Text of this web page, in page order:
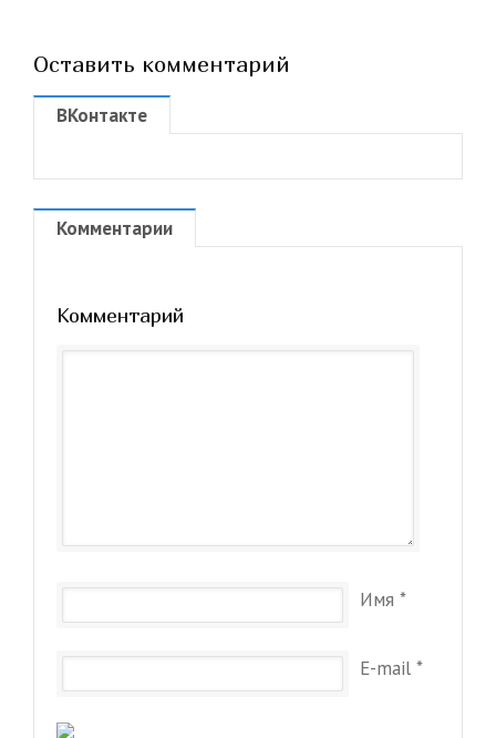
Оставить комментарий
ВКонтакте
Комментарии
Комментарий
Имя *
E-mail *